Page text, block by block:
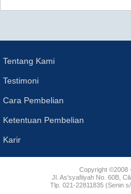
Tentang Kami
Testimoni
Cara Pembelian
Ketentuan Pembelian
Karir
Copyright ©2008
Jl. As'syafiiyah No. 60B,
Tlp. 021-22811835 (Senin